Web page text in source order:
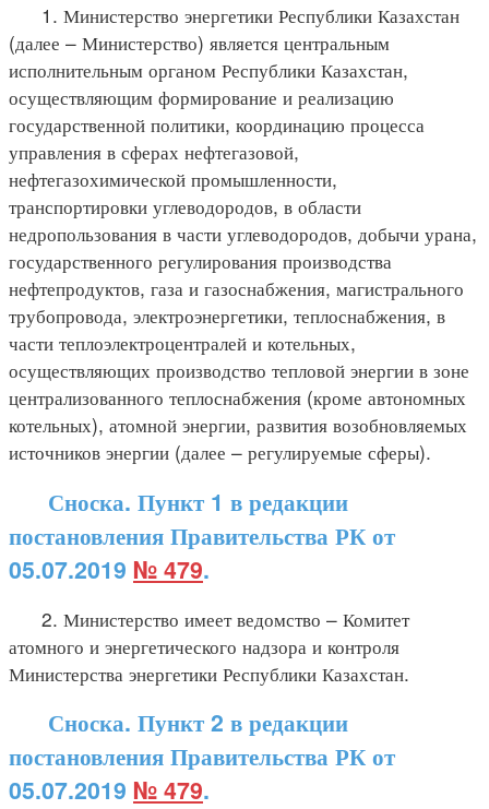
1. Министерство энергетики Республики Казахстан
(далее – Министерство) является центральным
исполнительным органом Республики Казахстан,
осуществляющим формирование и реализацию
государственной политики, координацию процесса
управления в сферах нефтегазовой,
нефтегазохимической промышленности,
транспортировки углеводородов, в области
недропользования в части углеводородов, добычи урана,
государственного регулирования производства
нефтепродуктов, газа и газоснабжения, магистрального
трубопровода, электроэнергетики, теплоснабжения, в
части теплоэлектроцентралей и котельных,
осуществляющих производство тепловой энергии в зоне
централизованного теплоснабжения (кроме автономных
котельных), атомной энергии, развития возобновляемых
источников энергии (далее – регулируемые сферы).
Сноска. Пункт 1 в редакции
постановления Правительства РК от
05.07.2019 № 479.
2. Министерство имеет ведомство – Комитет
атомного и энергетического надзора и контроля
Министерства энергетики Республики Казахстан.
Сноска. Пункт 2 в редакции
постановления Правительства РК от
05.07.2019 № 479.